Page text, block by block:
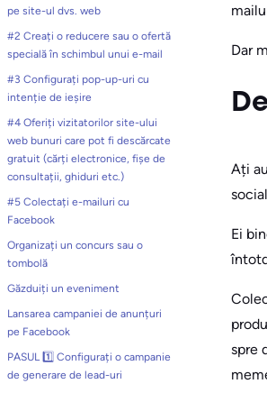
pe site-ul dvs. web
#2 Creați o reducere sau o ofertă
specială în schimbul unui e-mail
#3 Configurați pop-up-uri cu
intenție de ieșire
#4 Oferiți vizitatorilor site-ului
web bunuri care pot fi descărcate
gratuit (cărți electronice, fișe de
consultații, ghiduri etc.)
#5 Colectați e-mailuri cu
Facebook
Organizați un concurs sau o
tombolă
Găzduiți un eveniment
Lansarea campaniei de anunțuri
pe Facebook
PASUL 1️⃣ Configurați o campanie
de generare de lead-uri
Dar
Ați
Ei
spre